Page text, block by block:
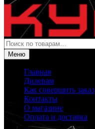
Искать:
Меню
Главная
Дилерам
Как совершить заказ
Контакты
О магазине
Оплата и доставка